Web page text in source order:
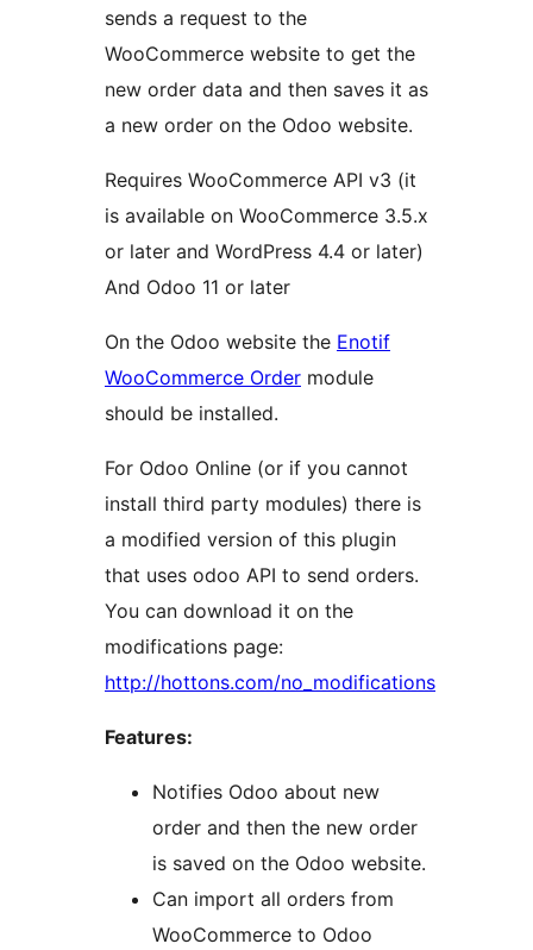
sends a request to the
WooCommerce website to get the
new order data and then saves it as
a new order on the Odoo website.
Requires WooCommerce API v3 (it
is available on WooCommerce 3.5.x
or later and WordPress 4.4 or later)
And Odoo 11 or later
On the Odoo website the Enotif
WooCommerce Order module
should be installed.
For Odoo Online (or if you cannot
install third party modules) there is
a modified version of this plugin
that uses odoo API to send orders.
You can download it on the
modifications page:
http://hottons.com/no_modifications
Features:
Notifies Odoo about new
order and then the new order
is saved on the Odoo website.
Can import all orders from
WooCommerce to Odoo